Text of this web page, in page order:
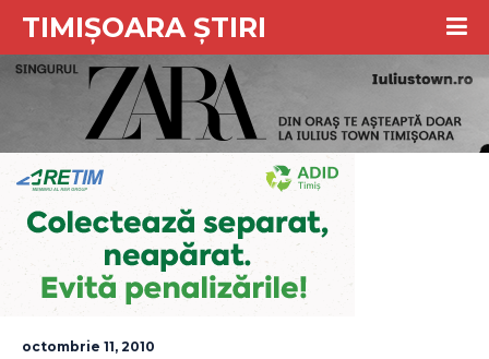
TIMIȘOARA ȘTIRI
octombrie 11, 2010